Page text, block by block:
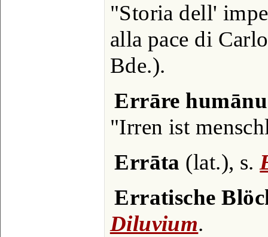
"Storia dell'
alla pace di
Bde.).
Errāre
"Irren ist
Errāta (lat.), s.
Erratische
Diluvium.